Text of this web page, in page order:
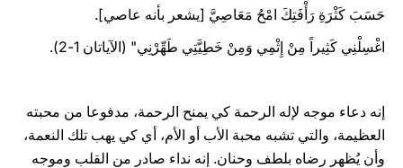
حَسَبَ كَثْرَةِ رَأْفَتِكَ امْحُ مَعَاصِيَّ [يشعر بأنه عاصي].
اغْسِلْنِي كَثِيراً مِنْ إِثْمِي وَمِنْ خَطِيَّتِي طَهِّرْنِي" (الآياتان 1-2).
إنه دعاء موجه لإله الرحمة كي يمنح الرحمة، مدفوعا من محبته
العظيمة، والتي تشبه محبة الأب أو الأم، أي كي يهب تلك النعمة،
وأن يُظهر رضاه بلطف وحنان. إنه نداء صادر من القلب وموجه